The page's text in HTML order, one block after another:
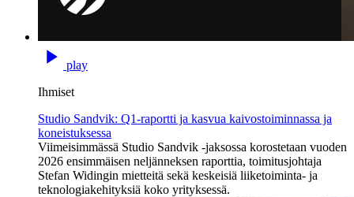
play
Ihmiset
Studio Sandvik: Q1-raportti ja kasvua kaivostoiminnassa ja
koneistuksessa
Viimeisimmässä Studio Sandvik -jaksossa korostetaan vuoden
2026 ensimmäisen neljänneksen raporttia, toimitusjohtaja
Stefan Widingin mietteitä sekä keskeisiä liiketoiminta- ja
teknologiakehityksiä koko yrityksessä.